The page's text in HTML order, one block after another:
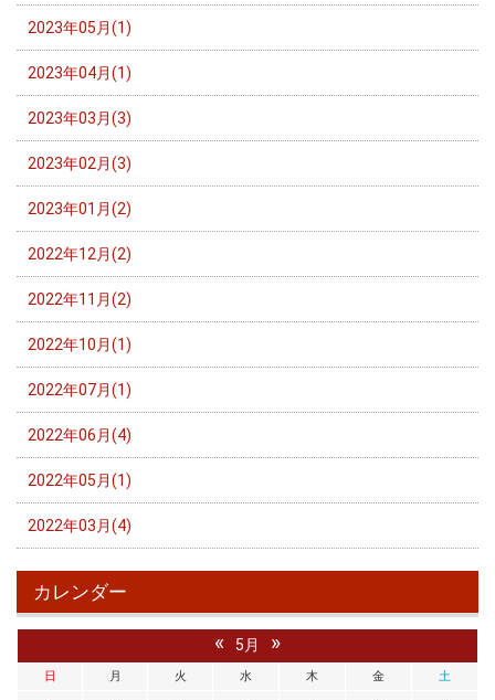
2023年05月(1)
2023年04月(1)
2023年03月(3)
2023年02月(3)
2023年01月(2)
2022年12月(2)
2022年11月(2)
2022年10月(1)
2022年07月(1)
2022年06月(4)
2022年05月(1)
2022年03月(4)
カレンダー
« 5月 »
日 月 火 水 木 金 土